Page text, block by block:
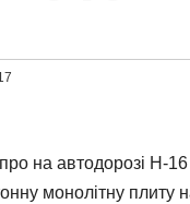
на автодорозі Н-
монолітну плиту